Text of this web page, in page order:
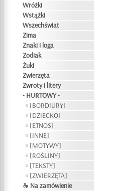
Wróżki
Wstążki
Wszechświat
Zima
Znaki i loga
Zodiak
Żuki
Zwierzęta
Zwroty i litery
• HURTOWY •
[BORDIURY]
[DZIECKO]
[ETNOS]
[INNE]
[MOTYWY]
[ROŚLINY]
[TEKSTY]
[ZWIERZĘTA]
❧ Na zamówienie